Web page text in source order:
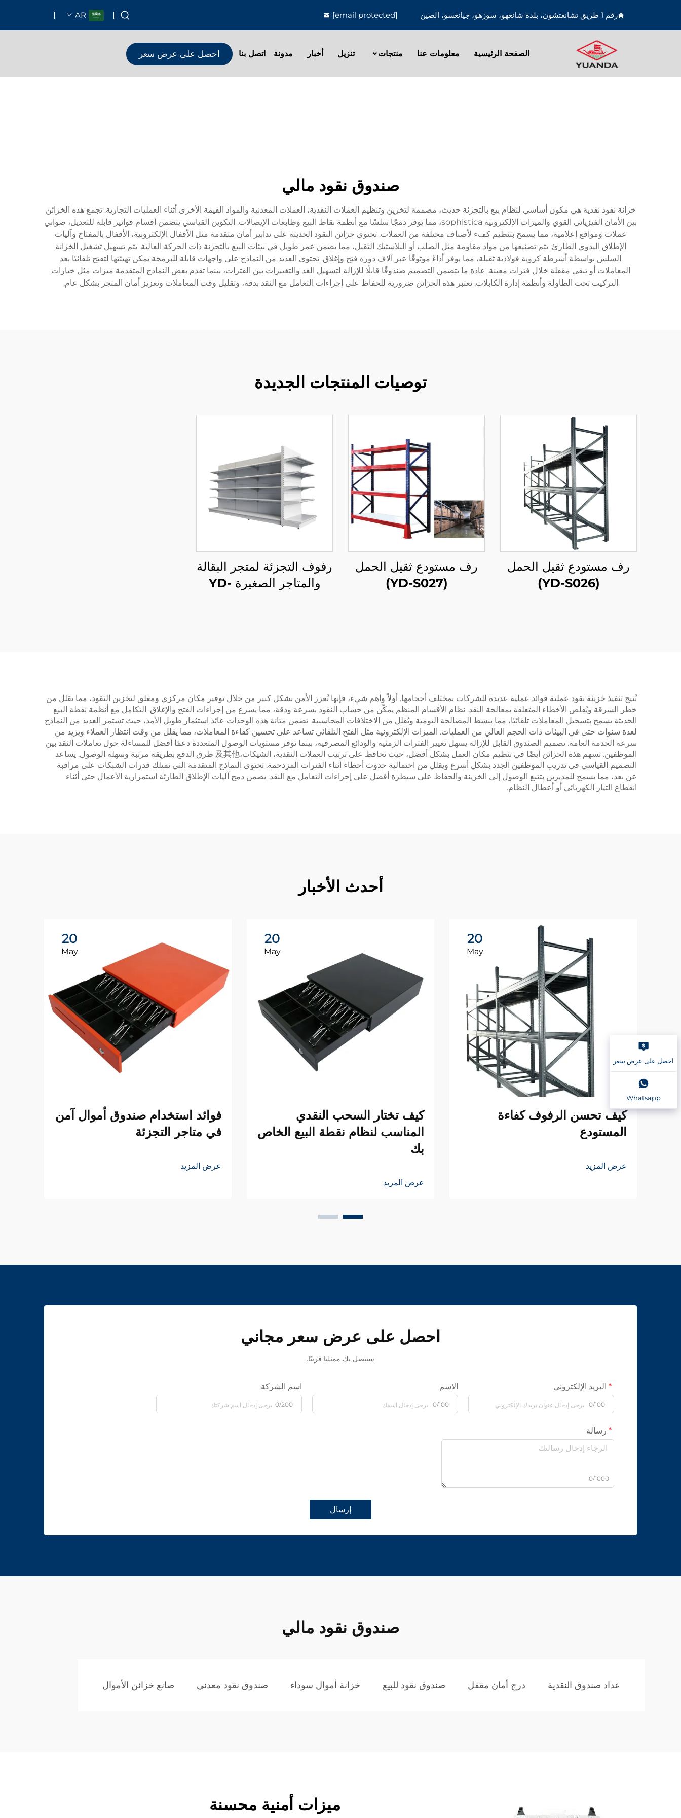
رقم 1 طريق تشانغتشون، بلدة شانغهو، سوزهو، جيانغسو، الصين [email protected]
AR
الصفحة الرئيسية معلومات عنا منتجات تنزيل أخبار مدونة اتصل بنا احصل على عرض سعر
صندوق نقود مالي
خزانة نقود نقدية هي مكون أساسي لنظام بيع بالتجزئة حديث، مصممة لتخزين وتنظيم العملات النقدية، العملات المعدنية والمواد القيمة الأخرى أثناء العمليات التجارية. تجمع هذه الخزائن
بين الأمان الفيزيائي القوي والميزات الإلكترونية sophistica، مما يوفر دمجًا سلسًا مع أنظمة نقاط البيع وطابعات الإيصالات. التكوين القياسي يتضمن أقسام فواتير قابلة للتعديل، صواني
عملات ومواقع إعلامية، مما يسمح بتنظيم كفء لأصناف مختلفة من العملات. تحتوي خزائن النقود الحديثة على تدابير أمان متقدمة مثل الأقفال الإلكترونية، الأقفال بالمفتاح وآليات
الإطلاق اليدوي الطارئ. يتم تصنيعها من مواد مقاومة مثل الصلب أو البلاستيك الثقيل، مما يضمن عمر طويل في بيئات البيع بالتجزئة ذات الحركة العالية. يتم تسهيل تشغيل الخزانة
السلس بواسطة أشرطة كروية فولاذية ثقيلة، مما يوفر أداءً موثوقًا عبر آلاف دورة فتح وإغلاق. تحتوي العديد من النماذج على واجهات قابلة للبرمجة يمكن تهيئتها لتفتح تلقائيًا بعد
المعاملات أو تبقى مقفلة خلال فترات معينة. عادة ما يتضمن التصميم صندوقًا قابلًا للإزالة لتسهيل العد والتغييرات بين الفترات، بينما تقدم بعض النماذج المتقدمة ميزات مثل خيارات
التركيب تحت الطاولة وأنظمة إدارة الكابلات. تعتبر هذه الخزائن ضرورية للحفاظ على إجراءات التعامل مع النقد بدقة، وتقليل وقت المعاملات وتعزيز أمان المتجر بشكل عام.
توصيات المنتجات الجديدة
رف مستودع ثقيل الحمل
(YD-S026)
رف مستودع ثقيل الحمل
(YD-S027)
رفوف التجزئة لمتجر البقالة
والمتاجر الصغيرة YD-
تُتيح تنفيذ خزينة نقود عملية فوائد عملية عديدة للشركات بمختلف أحجامها. أولاً وأهم شيء، فإنها تُعزز الأمن بشكل كبير من خلال توفير مكان مركزي ومغلق لتخزين النقود، مما يقلل من
خطر السرقة ويُقلص الأخطاء المتعلقة بمعالجة النقد. نظام الأقسام المنظم يمكّن من حساب النقود بسرعة ودقة، مما يسرع من إجراءات الفتح والإغلاق. التكامل مع أنظمة نقطة البيع
الحديثة يسمح بتسجيل المعاملات تلقائيًا، مما يبسط المصالحة اليومية ويُقلل من الاختلافات المحاسبية. تضمن متانة هذه الوحدات عائد استثمار طويل الأمد، حيث تستمر العديد من النماذج
لعدة سنوات حتى في البيئات ذات الحجم العالي من العمليات. الميزات الإلكترونية مثل الفتح التلقائي تساعد على تحسين كفاءة المعاملات، مما يقلل من وقت انتظار العملاء ويزيد من
سرعة الخدمة العامة. تصميم الصندوق القابل للإزالة يسهل تغيير الفترات الزمنية والودائع المصرفية، بينما توفر مستويات الوصول المتعددة دعمًا أفضل للمساءلة حول تعاملات النقد بين
الموظفين. تسهم هذه الخزائن أيضًا في تنظيم مكان العمل بشكل أفضل، حيث تحافظ على ترتيب العملات النقدية، الشيكات،及其他 طرق الدفع بطريقة مرتبة وسهلة الوصول. يساعد
التصميم القياسي في تدريب الموظفين الجدد بشكل أسرع ويقلل من احتمالية حدوث أخطاء أثناء الفترات المزدحمة. تحتوي النماذج المتقدمة التي تمتلك قدرات الشبكات على مراقبة
عن بعد، مما يسمح للمديرين بتتبع الوصول إلى الخزينة والحفاظ على سيطرة أفضل على إجراءات التعامل مع النقد. يضمن دمج آليات الإطلاق الطارئة استمرارية الأعمال حتى أثناء
انقطاع التيار الكهربائي أو أعطال النظام.
أحدث الأخبار
20
May
كيف تحسن الرفوف كفاءة
المستودع
عرض المزيد
20
May
كيف تختار السحب النقدي
المناسب لنظام نقطة البيع الخاص
بك
عرض المزيد
20
May
فوائد استخدام صندوق أموال آمن
في متاجر التجزئة
عرض المزيد
احصل على عرض سعر مجاني
سيتصل بك ممثلنا قريبًا.
البريد الإلكتروني
0/100
الاسم
0/100
اسم الشركة
0/200
رسالة
0/1000
إرسال
صندوق نقود مالي
عداد صندوق النقدية درج أمان مقفل صندوق نقود للبيع خزانة أموال سوداء صندوق نقود معدني صانع خزائن الأموال
ميزات أمنية محسنة
احصل على عرض سعر
Whatsapp